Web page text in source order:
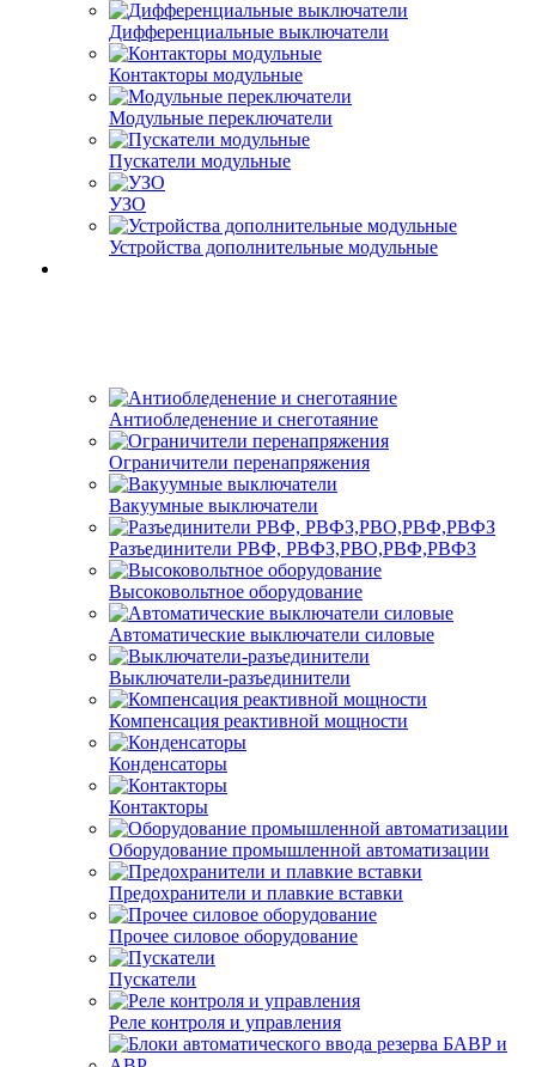
Дифференциальные выключатели
Контакторы модульные
Модульные переключатели
Пускатели модульные
УЗО
Устройства дополнительные модульные
Антиобледенение и снеготаяние
Ограничители перенапряжения
Вакуумные выключатели
Разъединители РВФ, РВФЗ,РВО,РВФ,РВФЗ
Высоковольтное оборудование
Автоматические выключатели cиловые
Выключатели-разъединители
Компенсация реактивной мощности
Конденсаторы
Контакторы
Оборудование промышленной автоматизации
Предохранители и плавкие вставки
Прочее силовое оборудование
Пускатели
Реле контроля и управления